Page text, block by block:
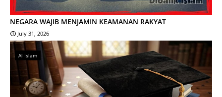
NEGARA WAJIB MENJAMIN KEAMANAN RAKYAT
July 31, 2026
Al Islam